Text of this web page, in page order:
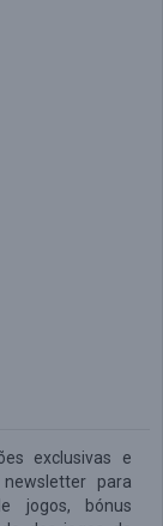
exclusivas e
para
jogos, bónus